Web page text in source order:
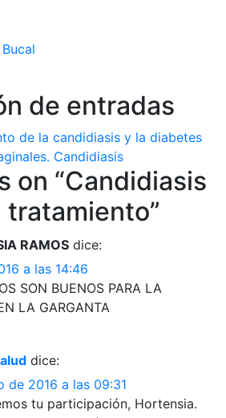
de entradas
de la candidiasis y la diabetes
Candidiasis
on “Candidiasis
tratamiento”
RAMOS dice:
a las 14:46
SON BUENOS PARA LA
LA GARGANTA
dice:
de 2016 a las 09:31
tu participación, Hortensia.